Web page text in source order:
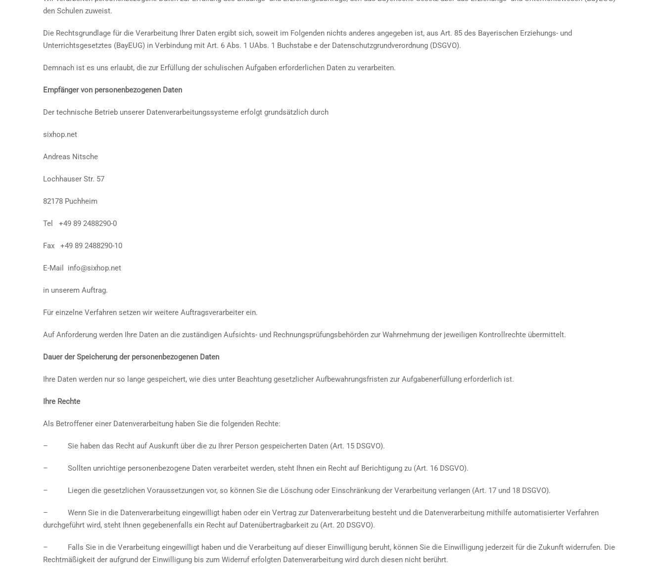
den Schulen zuweist.
Die Rechtsgrundlage für die Verarbeitung Ihrer Daten ergibt sich, soweit im Folgenden nichts anderes angegeben ist, aus Art. 85 des Bayerischen Erziehungs- und
Unterrichtsgesetztes (BayEUG) in Verbindung mit Art. 6 Abs. 1 UAbs. 1 Buchstabe e der Datenschutzgrundverordnung (DSGVO).
Demnach ist es uns erlaubt, die zur Erfüllung der schulischen Aufgaben erforderlichen Daten zu verarbeiten.
Empfänger von personenbezogenen Daten
Der technische Betrieb unserer Datenverarbeitungssysteme erfolgt grundsätzlich durch
sixhop.net
Andreas Nitsche
Lochhauser Str. 57
82178 Puchheim
Tel +49 89 2488290-0
Fax +49 89 2488290-10
E-Mail info@sixhop.net
in unserem Auftrag.
Für einzelne Verfahren setzen wir weitere Auftragsverarbeiter ein.
Auf Anforderung werden Ihre Daten an die zuständigen Aufsichts- und Rechnungsprüfungsbehörden zur Wahrnehmung der jeweiligen Kontrollrechte übermittelt.
Dauer der Speicherung der personenbezogenen Daten
Ihre Daten werden nur so lange gespeichert, wie dies unter Beachtung gesetzlicher Aufbewahrungsfristen zur Aufgabenerfüllung erforderlich ist.
Ihre Rechte
Als Betroffener einer Datenverarbeitung haben Sie die folgenden Rechte:
– Sie haben das Recht auf Auskunft über die zu Ihrer Person gespeicherten Daten (Art. 15 DSGVO).
– Sollten unrichtige personenbezogene Daten verarbeitet werden, steht Ihnen ein Recht auf Berichtigung zu (Art. 16 DSGVO).
– Liegen die gesetzlichen Voraussetzungen vor, so können Sie die Löschung oder Einschränkung der Verarbeitung verlangen (Art. 17 und 18 DSGVO).
– Wenn Sie in die Datenverarbeitung eingewilligt haben oder ein Vertrag zur Datenverarbeitung besteht und die Datenverarbeitung mithilfe automatisierter Verfahren
durchgeführt wird, steht Ihnen gegebenenfalls ein Recht auf Datenübertragbarkeit zu (Art. 20 DSGVO).
– Falls Sie in die Verarbeitung eingewilligt haben und die Verarbeitung auf dieser Einwilligung beruht, können Sie die Einwilligung jederzeit für die Zukunft widerrufen. Die
Rechtmäßigkeit der aufgrund der Einwilligung bis zum Widerruf erfolgten Datenverarbeitung wird durch diesen nicht berührt.